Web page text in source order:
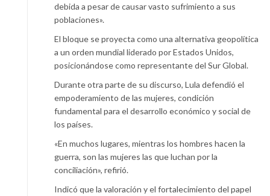
debida a pesar de causar vasto sufrimiento a sus
poblaciones».
El bloque se proyecta como una alternativa geopolítica
a un orden mundial liderado por Estados Unidos,
posicionándose como representante del Sur Global.
Durante otra parte de su discurso, Lula defendió el
empoderamiento de las mujeres, condición
fundamental para el desarrollo económico y social de
los países.
«En muchos lugares, mientras los hombres hacen la
guerra, son las mujeres las que luchan por la
conciliación», refirió.
Indicó que la valoración y el fortalecimiento del papel